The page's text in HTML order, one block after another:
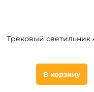
Трековый светильник
В корзину